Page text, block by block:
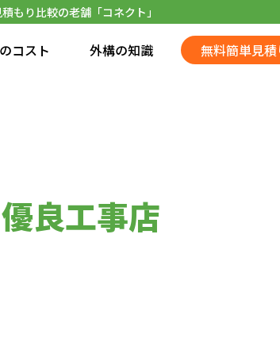
もり比較の老舗「コネクト」
コスト 外構の知識 無料簡単見積
優良工事店